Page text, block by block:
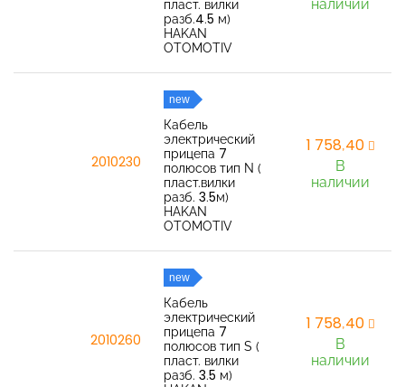
пласт. вилки
разб.4.5 м)
HAKAN
OTOMOTIV
наличии
2010230
new
Кабель
электрический
прицепа 7
полюсов тип N (
пласт.вилки
разб. 3.5м)
HAKAN
OTOMOTIV
1 758,40
В
наличии
2010260
new
Кабель
электрический
прицепа 7
полюсов тип S (
пласт. вилки
разб. 3.5 м)
1 758,40
В
наличии